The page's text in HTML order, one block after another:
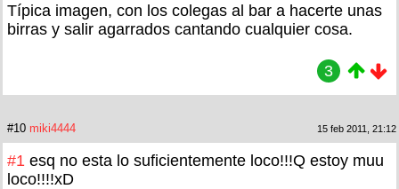
Típica imagen, con los colegas al bar a hacerte unas
birras y salir agarrados cantando cualquier cosa.
3
#10 miki4444 15 feb 2011, 21:12
#1 esq no esta lo suficientemente loco!!!Q estoy muu
loco!!!!xD